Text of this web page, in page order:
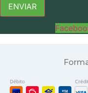
ENVIAR